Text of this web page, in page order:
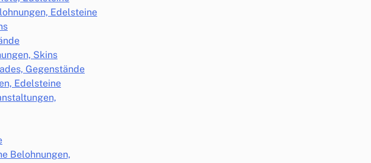
Edelsteine
Skins
Gegenstände
Edelsteine
Belohnungen,